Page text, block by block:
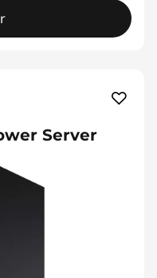
Server